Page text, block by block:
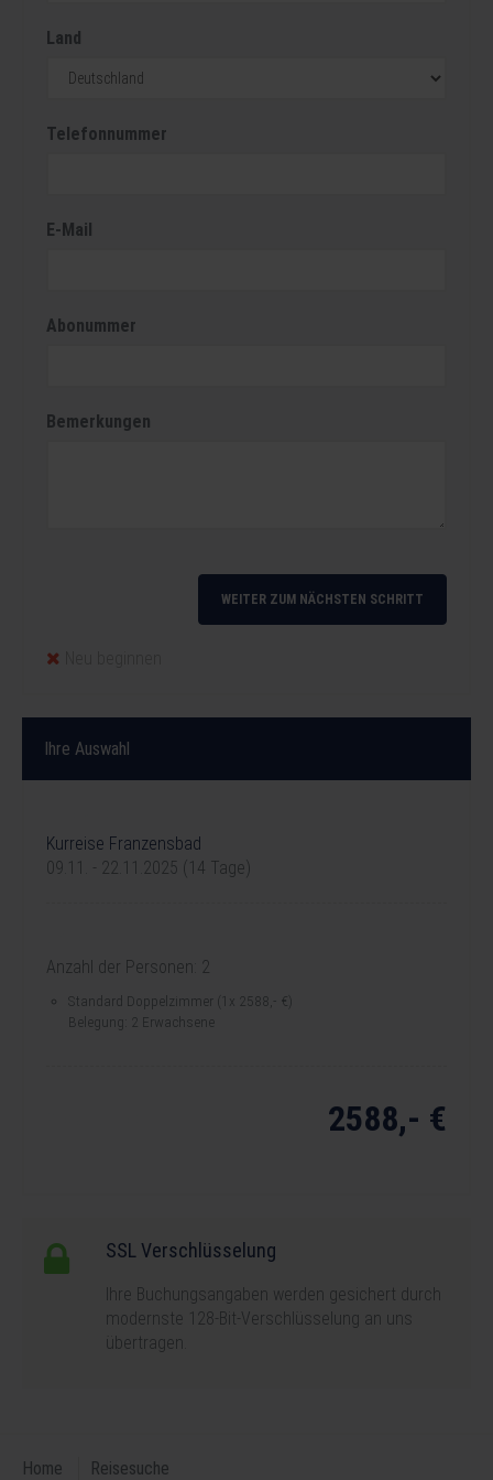
Land
Telefonnummer
E-Mail
Abonummer
Bemerkungen
WEITER ZUM NÄCHSTEN SCHRITT
Ihre Auswahl
Kurreise Franzensbad
09.11. - 22.11.2025 (14 Tage)
Anzahl der Personen: 2
Standard Doppelzimmer (1x 2588,- €)
Belegung: 2 Erwachsene
2588,- €
SSL Verschlüsselung
Ihre Buchungsangaben werden gesichert durch
modernste 128-Bit-Verschlüsselung an uns
übertragen.
Home Reisesuche